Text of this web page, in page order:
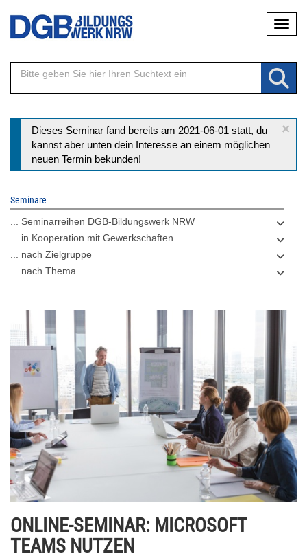
Direkt
Inhalt
×
Statusmeldung
Dieses Seminar fand bereits am 2021-06-01 statt, du
kannst aber unten dein Interesse an einem möglichen
neuen Termin bekunden!
Seminare
... Seminarreihen DGB-Bildungswerk NRW
... in Kooperation mit Gewerkschaften
... nach Zielgruppe
... nach Thema
ONLINE-SEMINAR: MICROSOFT
TEAMS NUTZEN